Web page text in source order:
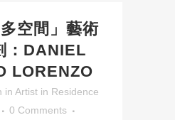
多空間」藝術
：DANIEL
LORENZO
in Artist in Residence
0 Comments